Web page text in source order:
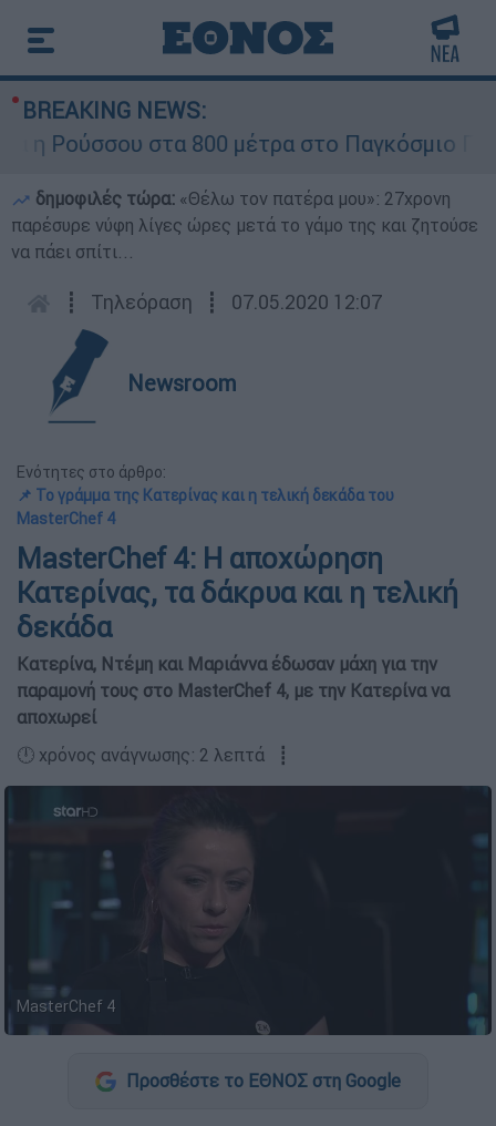
BREAKING NEWS:
Ρούσσου στα 800 μέτρα στο Παγκόσμιο
δημοφιλές τώρα: «Θέλω τον πατέρα μου»: 27χρονη
παρέσυρε νύφη λίγες ώρες μετά το γάμο της και ζητούσε
να πάει σπίτι...
┋ Τηλεόραση ┋ 07.05.2020 12:07
Newsroom
Ενότητες στο άρθρο:
📌 Το γράμμα της Κατερίνας και η τελική δεκάδα του
MasterChef 4
MasterChef 4: Η αποχώρηση
Κατερίνας, τα δάκρυα και η τελική
δεκάδα
Κατερίνα, Ντέμη και Μαριάννα έδωσαν μάχη για την
παραμονή τους στο MasterChef 4, με την Κατερίνα να
αποχωρεί
🕛 χρόνος ανάγνωσης: 2 λεπτά ┋
MasterChef 4
Προσθέστε το ΕΘΝΟΣ στη Google